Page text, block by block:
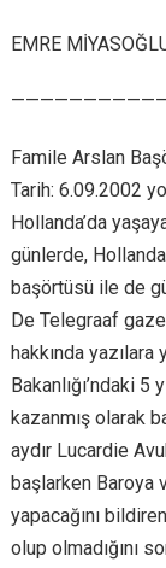
EMRE
Famile Arslan
Tarih: 6.09.2002
Hollanda’da
günlerde,
başörtüsü ile de
De Telegraaf
hakkında
Bakanlığı’ndaki
kazanmış olarak
aydır Lucardie
başlarken Baroya
yapacağını
olup olmadığını